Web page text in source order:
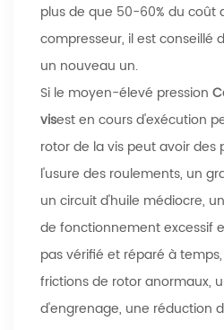
plus de que 50-60% du coût
compresseur, il est conseillé
un nouveau un.
Si le moyen-élevé pression
visest en cours d'exécution
rotor de la vis peut avoir des
l'usure des roulements, un
un circuit d'huile médiocre,
de fonctionnement excessif
pas vérifié et réparé à
frictions de rotor anormaux,
d'engrenage, une réduction